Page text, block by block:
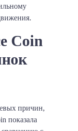
Coin
причин,
показала